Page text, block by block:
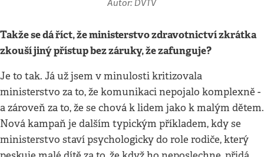
Autor: DVTV
Takže se dá říct, že ministerstvo zdravotnictví zkrátka
zkouší jiný přístup bez záruky, že zafunguje?
Je to tak. Já už jsem v minulosti kritizovala
ministerstvo za to, že komunikaci nepojalo komplexně -
a zároveň za to, že se chová k lidem jako k malým dětem.
Nová kampaň je dalším typickým příkladem, kdy se
ministerstvo staví psychologicky do role rodiče, který